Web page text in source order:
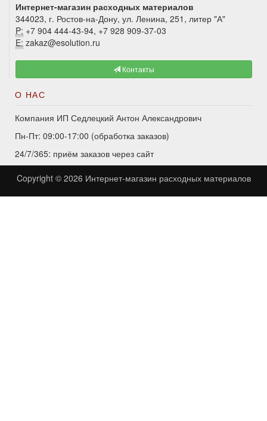
Интернет-магазин расходных материалов
344023, г. Ростов-на-Дону, ул. Ленина, 251, литер "А"
P: +7 904 444-43-94, +7 928 909-37-03
E: zakaz@esolution.ru
Контакты
О НАС
Компания ИП Седлецкий Антон Александрович
Пн-Пт: 09:00-17:00 (обработка заказов)
24/7/365: приём заказов через сайт
Copyright © 2026 Интернет-магазин расходных материалов